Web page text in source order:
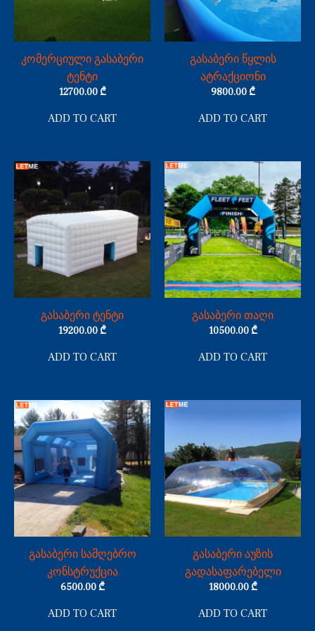
კომერციული გასაბერი
ტენტი
12700.00₾
ADD TO CART
გასაბერი წყლის
ატრაქციონი
9800.00₾
ADD TO CART
გასაბერი ტენტი
19200.00₾
ADD TO CART
გასაბერი თაღი
10500.00₾
ADD TO CART
გასაბერი სამღებრო
კონსტრუქცია
6500.00₾
ADD TO CART
გასაბერი აუზის
გადასაფარებელი
18000.00₾
ADD TO CART